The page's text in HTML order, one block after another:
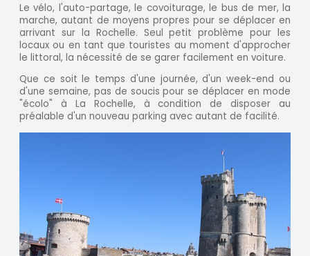
Le vélo, l'auto-partage, le covoiturage, le bus de mer, la
marche, autant de moyens propres pour se déplacer en
arrivant sur la Rochelle. Seul petit problème pour les
locaux ou en tant que touristes au moment d'approcher
le littoral, la nécessité de se garer facilement en voiture.
Que ce soit le temps d'une journée, d'un week-end ou
d'une semaine, pas de soucis pour se déplacer en mode
"écolo" à La Rochelle, à condition de disposer au
préalable d'un nouveau parking avec autant de facilité.